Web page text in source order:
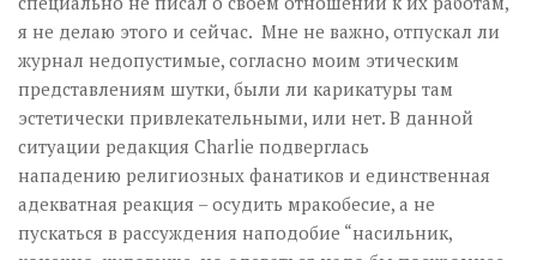
я не делаю этого и сейчас. Мне не важно, отпускал ли
журнал недопустимые, согласно моим этическим
представлениям шутки, были ли карикатуры там
эстетически привлекательными, или нет. В данной
ситуации редакция Charlie подверглась
нападению религиозных фанатиков и единственная
адекватная реакция – осудить мракобесие, а не
пускаться в рассуждения наподобие “насильник,